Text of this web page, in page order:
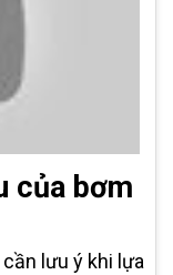
của bơm
lưu ý khi lựa